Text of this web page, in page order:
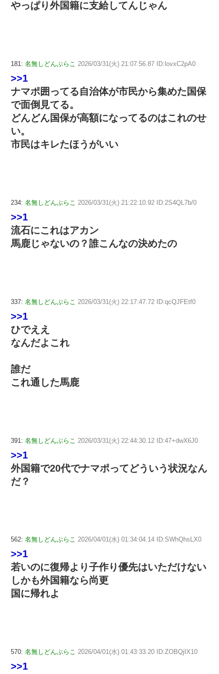
やっぱり外国籍に支給してんじゃん
181: 名無しどんぶらこ 2026/03/31(火) 21:07:56.87 ID:lovxC2pA0
>>1
ナマポ囲ってる自治体が市民から集めた国保
で面倒見てる。
どんどん国保が高額になってるのはこれのせ
い。
市民はキレたほうがいい
234: 名無しどんぶらこ 2026/03/31(火) 21:22:10.92 ID:2S4QL7b/0
>>1
流石にこれはアカン
馬鹿じゃないの？誰こんなの決めたの
337: 名無しどんぶらこ 2026/03/31(火) 22:17:47.72 ID:qcQJFEtf0
>>1
ひでええ
なんだよこれ
誰だ
これ通した馬鹿
391: 名無しどんぶらこ 2026/03/31(火) 22:44:30.12 ID:47+dwX6J0
>>1
外国籍で20代でナマポってどういう状況なん
だ？
562: 名無しどんぶらこ 2026/04/01(水) 01:34:04.14 ID:SWhQhsLX0
>>1
若いのに復帰より子作り優先はいただけない
しかも外国籍なら尚更
国に帰れよ
570: 名無しどんぶらこ 2026/04/01(水) 01:43:33.20 ID:ZOBQjIX10
>>1